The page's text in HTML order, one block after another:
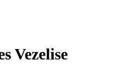
Vezelise